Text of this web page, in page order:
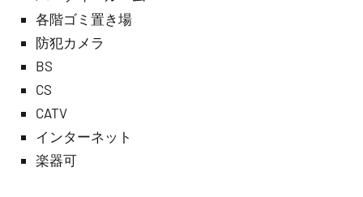
各階ゴミ置き場
防犯カメラ
BS
CS
CATV
インターネット
楽器可